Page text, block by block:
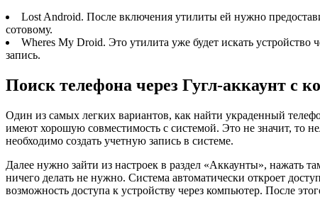
Lost Android. После включения утилиты ей нужно
сотовому.
Wheres My Droid. Это утилита уже будет искать устройство
запись.
Поиск телефона через Гугл-аккаунт с
Один из самых легких вариантов, как найти украденный
имеют хорошую совместимость с системой. Это не значит, то
необходимо создать учетную запись в системе.
Далее нужно зайти из настроек в раздел «Аккаунты», нажать
ничего делать не нужно. Система автоматически откроет
возможность доступа к устройству через компьютер. После